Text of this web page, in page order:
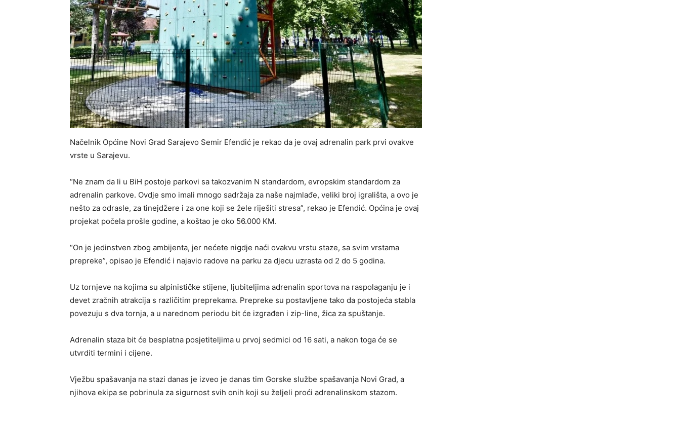
Načelnik Općine Novi Grad Sarajevo Semir Efendić je rekao da je ovaj adrenalin park prvi ovakve
vrste u Sarajevu.
“Ne znam da li u BiH postoje parkovi sa takozvanim N standardom, evropskim standardom za
adrenalin parkove. Ovdje smo imali mnogo sadržaja za naše najmlađe, veliki broj igrališta, a ovo je
nešto za odrasle, za tinejdžere i za one koji se žele riješiti stresa”, rekao je Efendić. Općina je ovaj
projekat počela prošle godine, a koštao je oko 56.000 KM.
“On je jedinstven zbog ambijenta, jer nećete nigdje naći ovakvu vrstu staze, sa svim vrstama
prepreke”, opisao je Efendić i najavio radove na parku za djecu uzrasta od 2 do 5 godina.
Uz tornjeve na kojima su alpinističke stijene, ljubiteljima adrenalin sportova na raspolaganju je i
devet zračnih atrakcija s različitim preprekama. Prepreke su postavljene tako da postojeća stabla
povezuju s dva tornja, a u narednom periodu bit će izgrađen i zip-line, žica za spuštanje.
Adrenalin staza bit će besplatna posjetiteljima u prvoj sedmici od 16 sati, a nakon toga će se
utvrditi termini i cijene.
Vježbu spašavanja na stazi danas je izveo je danas tim Gorske službe spašavanja Novi Grad, a
njihova ekipa se pobrinula za sigurnost svih onih koji su željeli proći adrenalinskom stazom.